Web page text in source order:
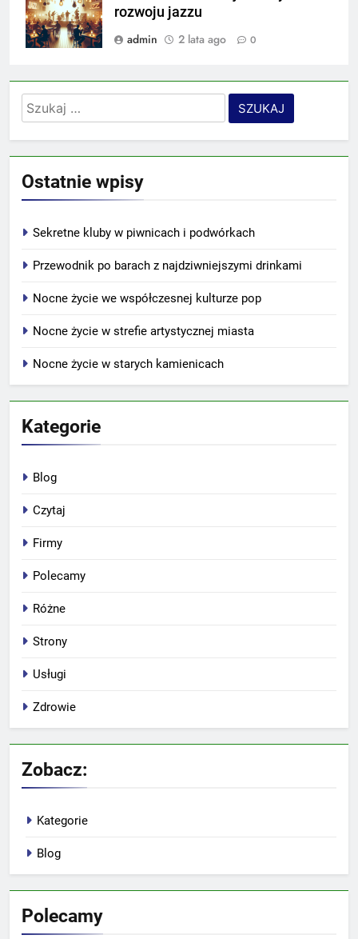
rozwoju jazzu
admin
2 lata ago 0
Szukaj:
Ostatnie wpisy
Sekretne kluby w piwnicach i podwórkach
Przewodnik po barach z najdziwniejszymi drinkami
Nocne życie we współczesnej kulturze pop
Nocne życie w strefie artystycznej miasta
Nocne życie w starych kamienicach
Kategorie
Blog
Czytaj
Firmy
Polecamy
Różne
Strony
Usługi
Zdrowie
Zobacz:
Kategorie
Blog
Polecamy